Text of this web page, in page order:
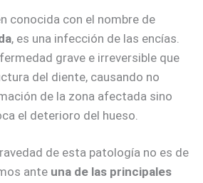
conocida con el nombre de
, es una infección de las encías.
grave e irreversible que
del diente, causando no
de la zona afectada sino
el deterioro del hueso.
de esta patología no es de
ante una de las principales